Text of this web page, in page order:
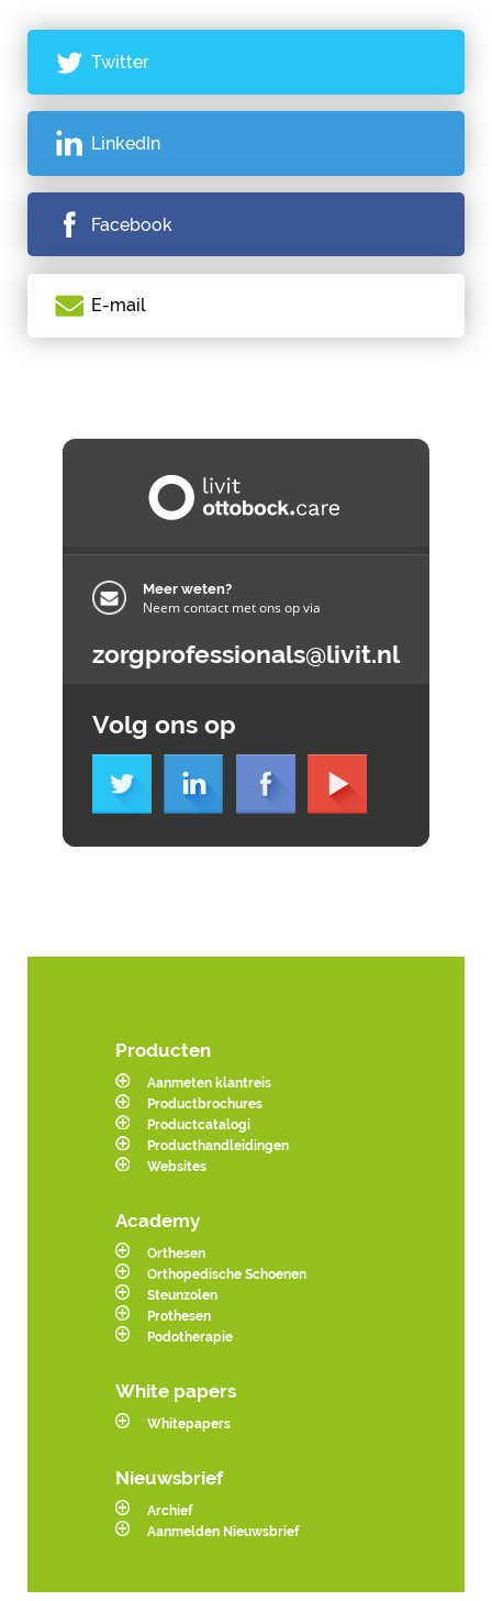
Twitter
LinkedIn
Facebook
E-mail
Meer weten?
Neem contact met ons op via
zorgprofessionals@livit.nl
Volg ons op
Producten
Aanmeten klantreis
Productbrochures
Productcatalogi
Producthandleidingen
Websites
Academy
Orthesen
Orthopedische Schoenen
Steunzolen
Prothesen
Podotherapie
White papers
Whitepapers
Nieuwsbrief
Archief
Aanmelden Nieuwsbrief